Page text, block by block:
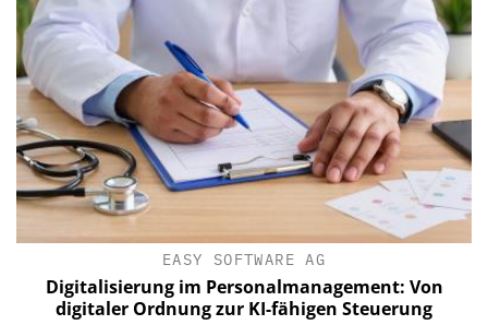
EASY SOFTWARE AG
Digitalisierung im Personalmanagement: Von
digitaler Ordnung zur KI-fähigen Steuerung